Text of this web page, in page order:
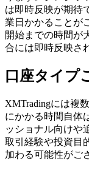
は即時反映が期待
業日かかることが
開始までの時間が
合には即時反映さ
口座タイプ
XMTradingには複
にかかる時間自体
ッショナル向けや
取引経験や投資目
加わる可能性がご